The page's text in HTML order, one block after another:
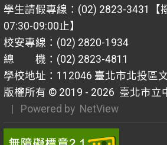
學生請假專線：(02) 2823-3431【
07:30-09:00止】
校安專線：(02) 2820-1934
總 機：(02) 2823-4811
學校地址：112046 臺北市北投區
版權所有 © 2019 - 2026 臺北市立
| Powered by NetView